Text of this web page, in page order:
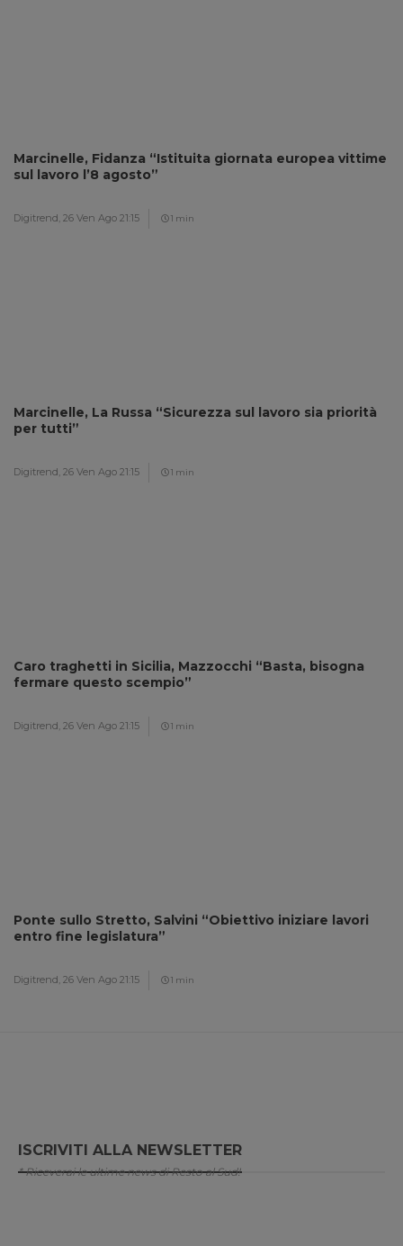
Marcinelle, Fidanza “Istituita giornata europea vittime
sul lavoro l’8 agosto”
Digitrend, 26 Ven Ago 21:15 1 min
Marcinelle, La Russa “Sicurezza sul lavoro sia priorità
per tutti”
Digitrend, 26 Ven Ago 21:15 1 min
Caro traghetti in Sicilia, Mazzocchi “Basta, bisogna
fermare questo scempio”
Digitrend, 26 Ven Ago 21:15 1 min
Ponte sullo Stretto, Salvini “Obiettivo iniziare lavori
entro fine legislatura”
Digitrend, 26 Ven Ago 21:15 1 min
ISCRIVITI ALLA NEWSLETTER
* Riceverai le ultime news di Resto al Sud!